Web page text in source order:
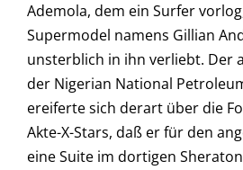
Ademola, dem ein Surfer
Supermodel namens Gillian
unsterblich in ihn verliebt. Der
der Nigerian National
ereiferte sich derart über die
Akte-X-Stars, daß er für den
eine Suite im dortigen